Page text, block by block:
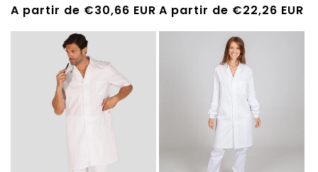
Precio
habitual
A partir de €30,66 EUR Precio
habitual
A partir de €22,26 EUR